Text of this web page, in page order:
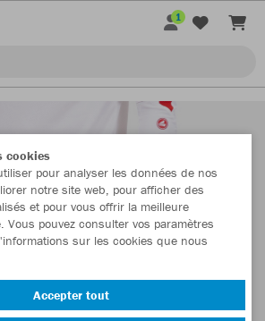
1
cookies
pour analyser les données de nos
notre site web, pour afficher des
et pour vous offrir la meilleure
Vous pouvez consulter vos paramètres
sur les cookies que nous
Accepter tout